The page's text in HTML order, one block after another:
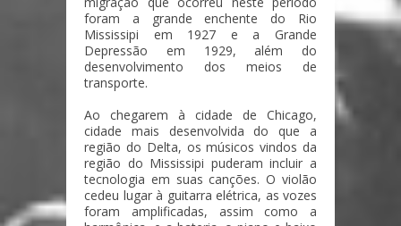
foram a grande enchente do Rio
Mississipi em 1927 e a Grande
Depressão em 1929, além do
desenvolvimento dos meios de
transporte.
Ao chegarem à cidade de Chicago,
cidade mais desenvolvida do que a
região do Delta, os músicos vindos da
região do Mississipi puderam incluir a
tecnologia em suas canções. O violão
cedeu lugar à guitarra elétrica, as vozes
foram amplificadas, assim como a